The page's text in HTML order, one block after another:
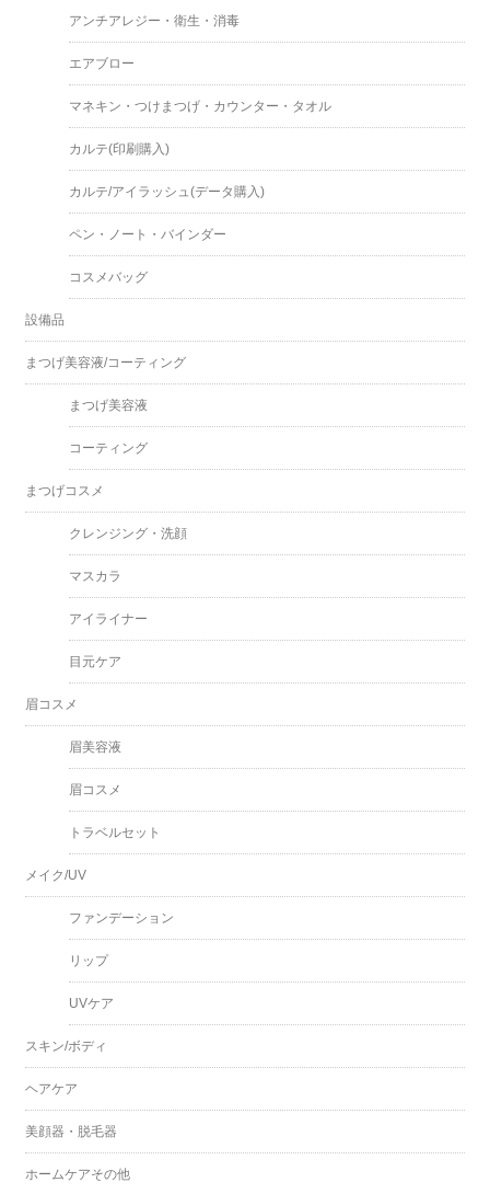
アンチアレジー・衛生・消毒
エアブロー
マネキン・つけまつげ・カウンター・タオル
カルテ(印刷購入)
カルテ/アイラッシュ(データ購入)
ペン・ノート・バインダー
コスメバッグ
設備品
まつげ美容液/コーティング
まつげ美容液
コーティング
まつげコスメ
クレンジング・洗顔
マスカラ
アイライナー
目元ケア
眉コスメ
眉美容液
眉コスメ
トラベルセット
メイク/UV
ファンデーション
リップ
UVケア
スキン/ボディ
ヘアケア
美顔器・脱毛器
ホームケアその他